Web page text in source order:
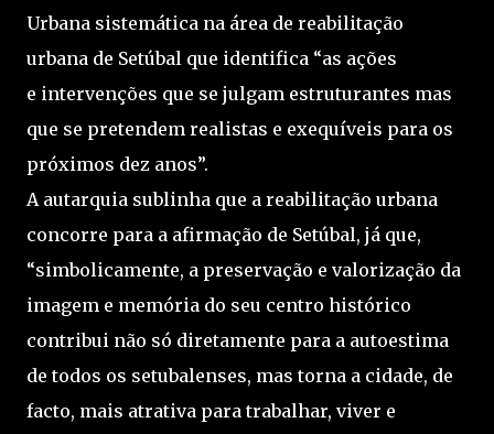
Urbana sistemática na área de reabilitação
urbana de Setúbal que identifica “as ações
e intervenções que se julgam estruturantes mas
que se pretendem realistas e exequíveis para os
próximos dez anos”.
A autarquia sublinha que a reabilitação urbana
concorre para a afirmação de Setúbal, já que,
“simbolicamente, a preservação e valorização da
imagem e memória do seu centro histórico
contribui não só diretamente para a autoestima
de todos os setubalenses, mas torna a cidade, de
facto, mais atrativa para trabalhar, viver e